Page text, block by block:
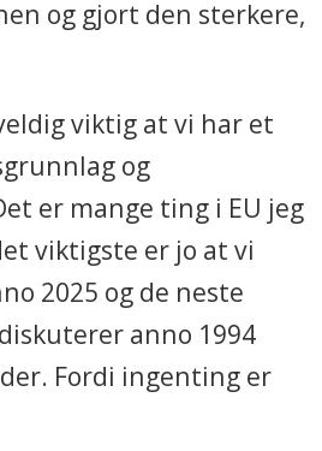
og gjort den sterkere,
viktig at vi har et
og
er mange ting i EU jeg
viktigste er jo at vi
2025 og de neste
anno 1994
Fordi ingenting er